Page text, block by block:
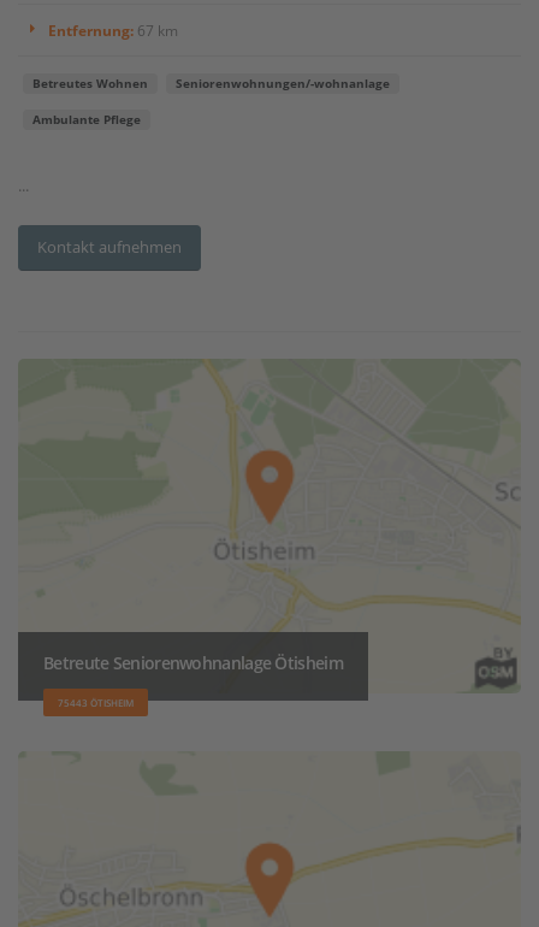
Entfernung: 67 km
Betreutes Wohnen Seniorenwohnungen/-wohnanlage
Ambulante Pflege
...
Kontakt aufnehmen
Betreute Seniorenwohnanlage Ötisheim
75443 ÖTISHEIM